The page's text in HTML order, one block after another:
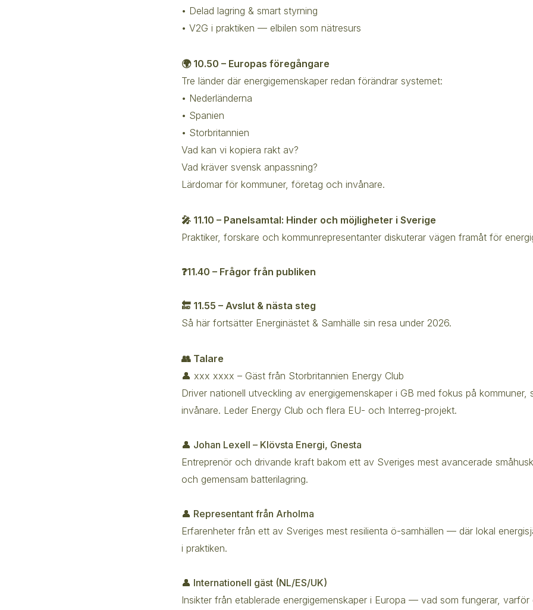
• Delad lagring & smart styrning
• V2G i praktiken — elbilen som nätresurs
🌍 10.50 – Europas föregångare
Tre länder där energigemenskaper redan förändrar systemet:
• Nederländerna
• Spanien
• Storbritannien
Vad kan vi kopiera rakt av?
Vad kräver svensk anpassning?
Lärdomar för kommuner, företag och invånare.
🎤 11.10 – Panelsamtal: Hinder och möjligheter i Sverige
Praktiker, forskare och kommunrepresentanter diskuterar vägen framåt för
❓11.40 – Frågor från publiken
🔚 11.55 – Avslut & nästa steg
Så här fortsätter Energinästet & Samhälle sin resa under 2026.
👥 Talare
👤 xxx xxxx – Gäst från Storbritannien Energy Club
Driver nationell utveckling av energigemenskaper i GB med fokus på kommuner,
invånare. Leder Energy Club och flera EU- och Interreg-projekt.
👤 Johan Lexell – Klövsta Energi, Gnesta
Entreprenör och drivande kraft bakom ett av Sveriges mest avancerade
och gemensam batterilagring.
👤 Representant från Arholma
Erfarenheter från ett av Sveriges mest resilienta ö-samhällen — där lokal
i praktiken.
👤 Internationell gäst (NL/ES/UK)
Insikter från etablerade energigemenskaper i Europa — vad som fungerar,